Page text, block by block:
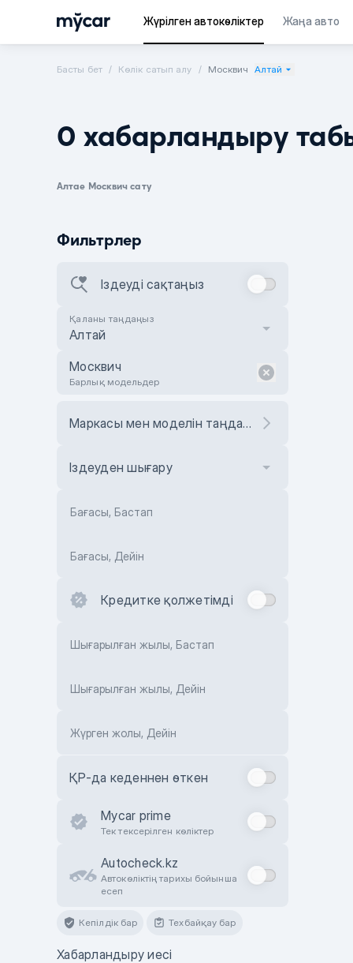
Жүрілген автокөліктер Жаңа авто
Басты бет Көлік сатып алу Москвич Алтай
0 хабарландыру
Алтае Москвич сату
Фильтрлер
Іздеуді сақтаңыз
Қаланы таңдаңыз
Алтай
Москвич
Барлық модельдер
Маркасы мен моделін таңдаңыз
Іздеуден шығару
Бағасы, Бастап
Бағасы, Дейін
Кредитке қолжетімді
Шығарылған жылы, Бастап
Шығарылған жылы, Дейін
Жүрген жолы, Дейін
ҚР-да кеденнен өткен
Mycar prime
Тек тексерілген көліктер
Autocheck.kz
Автокөліктің тарихы бойынша
есеп
Кепілдік бар Техбайқау бар
Хабарландыру иесі